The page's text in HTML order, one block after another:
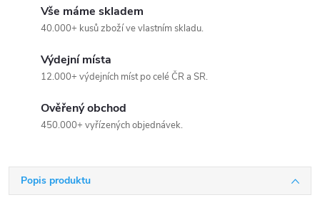
Vše máme skladem
40.000+ kusů zboží ve vlastním skladu.
Výdejní místa
12.000+ výdejních míst po celé ČR a SR.
Ověřený obchod
450.000+ vyřízených objednávek.
Popis produktu